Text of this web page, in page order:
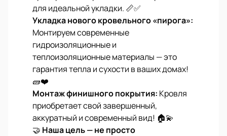
для идеальной укладки. 📏✅
Укладка нового кровельного «пирога»:
Монтируем современные
гидроизоляционные и
теплоизоляционные материалы — это
гарантия тепла и сухости в ваших домах!
🧱❤️
Монтаж финишного покрытия: Кровля
приобретает свой завершенный,
аккуратный и современный вид! 🏠💫
🤝 Наша цель — не просто